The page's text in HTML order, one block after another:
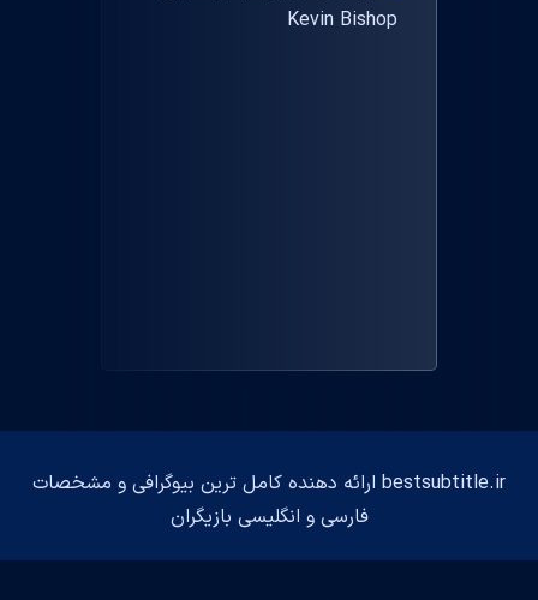
bestsubtitle.ir ارائه دهنده کامل ترین بیوگرافی و مشخصات
فارسی و انگلیسی بازیگران